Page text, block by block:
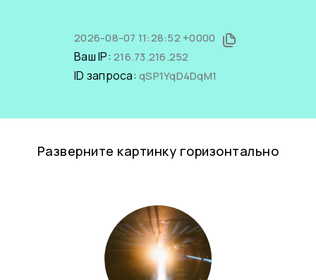
2026-08-07 11:28:52 +0000
Ваш IP: 216.73.216.252
ID запроса: qSP1YqD4DqM1
Разверните картинку горизонтально